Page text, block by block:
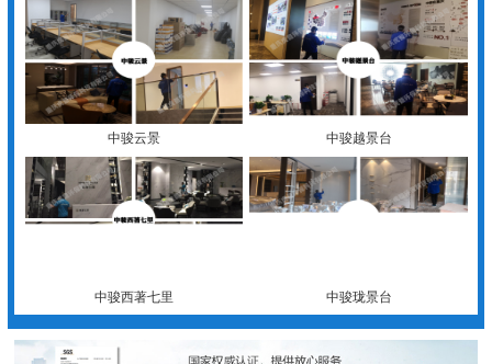
中骏云景 中骏越景台
中骏西著七里 中骏珑景台